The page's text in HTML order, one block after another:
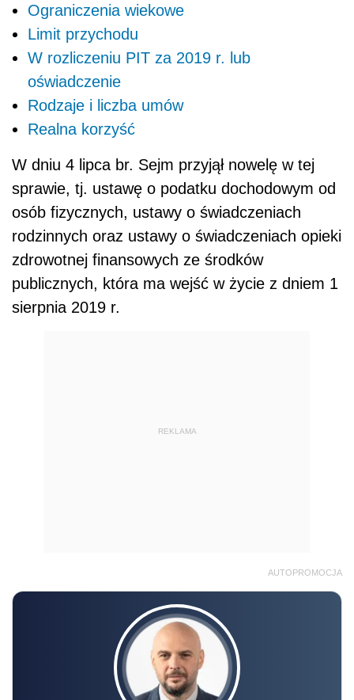
Ograniczenia wiekowe
Limit przychodu
W rozliczeniu PIT za 2019 r. lub
oświadczenie
Rodzaje i liczba umów
Realna korzyść
W dniu 4 lipca br. Sejm przyjął nowelę w tej
sprawie, tj. ustawę o podatku dochodowym od
osób fizycznych, ustawy o świadczeniach
rodzinnych oraz ustawy o świadczeniach opieki
zdrowotnej finansowych ze środków
publicznych, która ma wejść w życie z dniem 1
sierpnia 2019 r.
REKLAMA
AUTOPROMOCJA